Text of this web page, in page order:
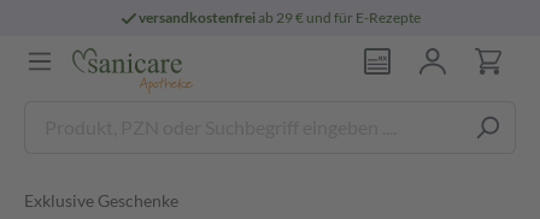
versandkostenfreiab 29 € und für E-Rezepte
Exklusive Geschenke